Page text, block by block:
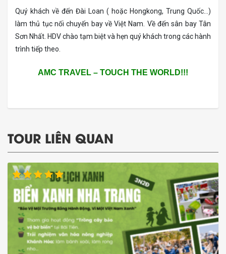
Quý khách về đến Đài Loan ( hoặc Hongkong, Trung Quốc…)
làm thủ tục nối chuyến bay về Việt Nam. Về đến sân bay Tân
Sơn Nhất. HDV chào tạm biệt và hẹn quý khách trong các hành
trình tiếp theo.
AMC TRAVEL – TOUCH THE WORLD!!!
TOUR LIÊN QUAN